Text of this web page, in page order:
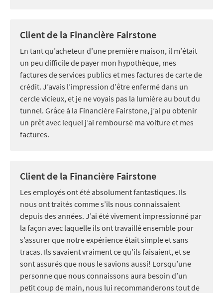
Client de la Financière Fairstone
En tant qu’acheteur d’une première maison, il m’était
un peu difficile de payer mon hypothèque, mes
factures de services publics et mes factures de carte de
crédit. J’avais l’impression d’être enfermé dans un
cercle vicieux, et je ne voyais pas la lumière au bout du
tunnel. Grâce à la Financière Fairstone, j’ai pu obtenir
un prêt avec lequel j’ai remboursé ma voiture et mes
factures.
Client de la Financière Fairstone
Les employés ont été absolument fantastiques. Ils
nous ont traités comme s’ils nous connaissaient
depuis des années. J’ai été vivement impressionné par
la façon avec laquelle ils ont travaillé ensemble pour
s’assurer que notre expérience était simple et sans
tracas. Ils savaient vraiment ce qu’ils faisaient, et se
sont assurés que nous le savions aussi! Lorsqu’une
personne que nous connaissons aura besoin d’un
petit coup de main, nous lui recommanderons tout de